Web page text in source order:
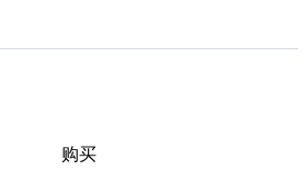
购买